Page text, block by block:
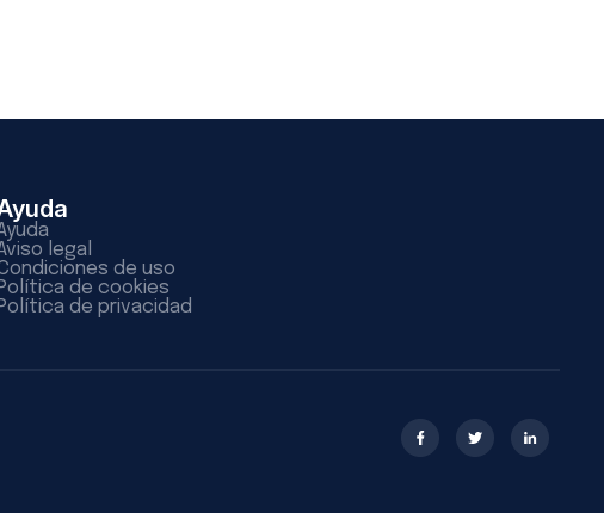
legal
de uso
Política de cookies
Política de privacidad